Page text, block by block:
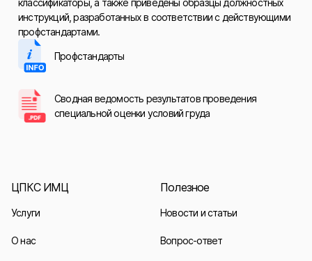
классификаторы, а также приведены образцы должностных
инструкций, разработанных в соответствии с действующими
профстандартами.
Профстандарты
Сводная ведомость результатов проведения
специальной оценки условий груда
ЦПКС ИМЦ
Услуги
О нас
Полезное
Новости и статьи
Вопрос-ответ